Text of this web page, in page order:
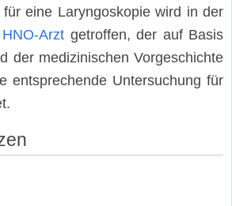
eine Laryngoskopie wird in der
HNO-Arzt getroffen, der auf Basis
der medizinischen Vorgeschichte
entsprechende Untersuchung für